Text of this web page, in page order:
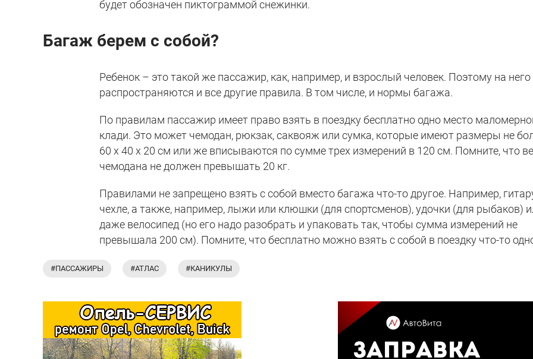
будет обозначен пиктограммой снежинки.
Багаж берем с собой?
Ребенок – это такой же пассажир, как, например, и взрослый человек. Поэтому на него
распространяются и все другие правила. В том числе, и нормы багажа.
По правилам пассажир имеет право взять в поездку бесплатно одно место
клади. Это может чемодан, рюкзак, саквояж или сумка, которые имеют размеры не
60 х 40 х 20 см или же вписываются по сумме трех измерений в 120 см. Помните, что
чемодана не должен превышать 20 кг.
Правилами не запрещено взять с собой вместо багажа что-то другое. Например,
чехле, а также, например, лыжи или клюшки (для спортсменов), удочки (для рыбаков)
даже велосипед (но его надо разобрать и упаковать так, чтобы сумма измерений не
превышала 200 см). Помните, что бесплатно можно взять с собой в поездку что-то
#ПАССАЖИРЫ #АТЛАС #КАНИКУЛЫ